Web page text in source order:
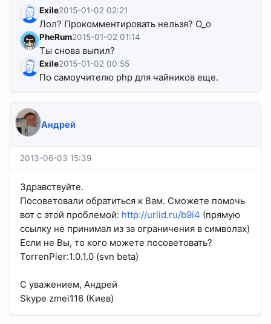
Exile2015-01-02 02:21
Лол? Прокомментировать нельзя? О_о
PheRum2015-01-02 01:14
Ты снова выпил?
Exile2015-01-02 00:55
По самоучителю php для чайников еще.
Андрей
2013-06-03 15:39
Здравствуйте.
Посоветовали обратиться к Вам. Сможете помочь
вот с этой проблемой: http://urlid.ru/b9i4 (прямую
ссылку не принимал из за ограничения в символах)
Если не Вы, то кого можете посоветовать?
TorrenPier:1.0.1.0 (svn beta)
С уважением, Андрей
Skype zmei116 (Киев)